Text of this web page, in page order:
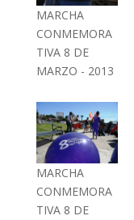
MARCHA
CONMEMORA
TIVA 8 DE
MARZO - 2013
MARCHA
CONMEMORA
TIVA 8 DE